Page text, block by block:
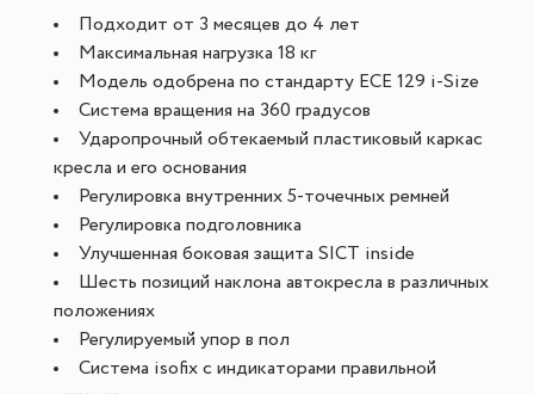
Подходит от 3 месяцев до 4 лет
Максимальная нагрузка 18 кг
Модель одобрена по стандарту ECE 129 i-Size
Система вращения на 360 градусов
Ударопрочный обтекаемый пластиковый каркас
кресла и его основания
Регулировка внутренних 5-точечных ремней
Регулировка подголовника
Улучшенная боковая защита SICT inside
Шесть позиций наклона автокресла в различных
положениях
Регулируемый упор в пол
Система isofix с индикаторами правильной